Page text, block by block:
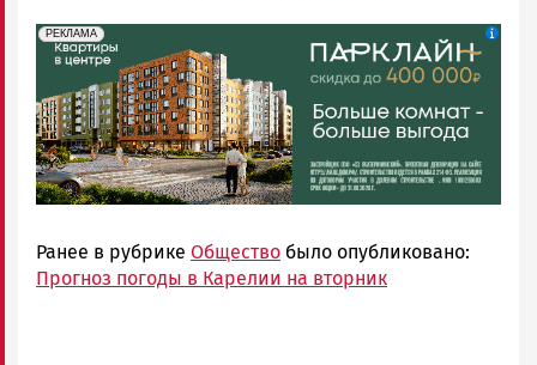
erid: 2SDnjdeSPnB
РЕКЛАМА
Реклама
Ранее в рубрике Общество было опубликовано:
Прогноз погоды в Карелии на вторник